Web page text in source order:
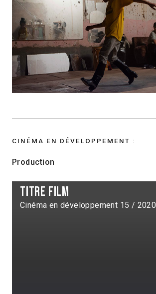
CINÉMA EN DÉVELOPPEMENT :
Production
titre film
Cinéma en développement 15 / 2020